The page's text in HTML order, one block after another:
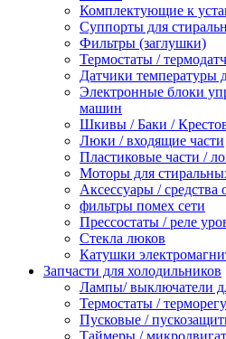
Комплектующие к
Суппорты для
Фильтры (заглушки)
Термостаты /
Датчики температуры
Электронные блоки
машин
Шкивы / Баки /
Люки / входящие части
Пластиковые части /
Моторы для
Аксессуары / средства
фильтры помех сети
Прессостаты / реле
Стекла люков
Катушки
Запчасти для холодильников
Лампы/ выключатели
Термостаты /
Пусковые /